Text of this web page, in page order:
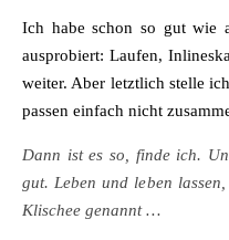
Ich habe schon so gut wie
ausprobiert: Laufen,
weiter. Aber letztlich stelle
passen einfach nicht
Dann ist es so, finde ich.
gut. Leben und leben
Klischee genannt …